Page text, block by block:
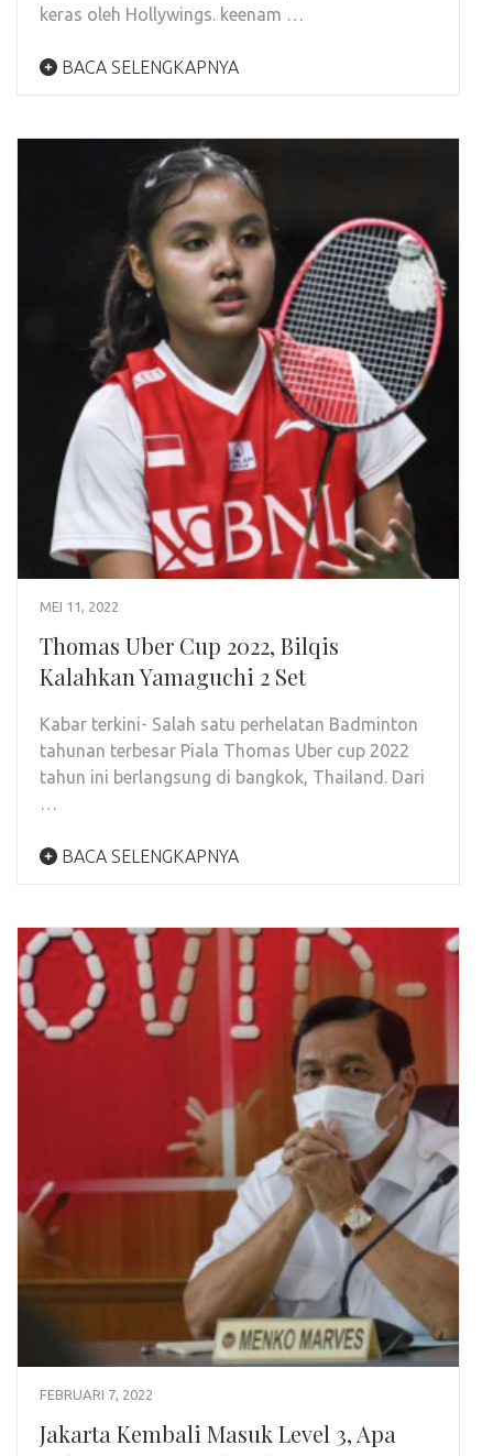
keras oleh Hollywings. keenam …
BACA SELENGKAPNYA
MEI 11, 2022
Thomas Uber Cup 2022, Bilqis
Kalahkan Yamaguchi 2 Set
Kabar terkini- Salah satu perhelatan Badminton
tahunan terbesar Piala Thomas Uber cup 2022
tahun ini berlangsung di bangkok, Thailand. Dari
…
BACA SELENGKAPNYA
FEBRUARI 7, 2022
Jakarta Kembali Masuk Level 3, Apa